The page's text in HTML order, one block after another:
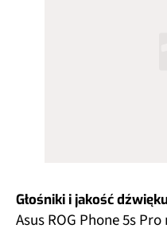
Głośniki i jakość
Asus ROG Phone 5s Pro